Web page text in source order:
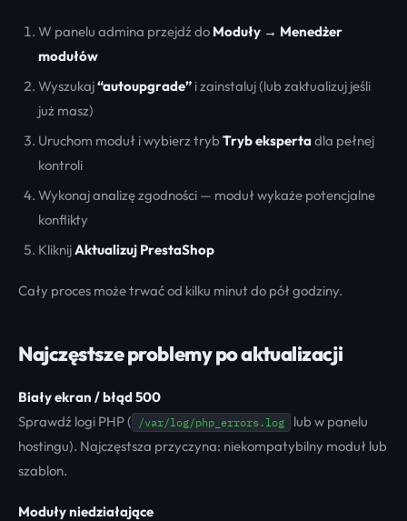
W panelu admina przejdź do Moduły → Menedżer
modułów
Wyszukaj“autoupgrade” i zainstaluj (lub zaktualizuj jeśli
już masz)
Uruchom moduł i wybierz tryb Tryb ekspertadla pełnej
kontroli
Wykonaj analizę zgodności — moduł wykaże potencjalne
konflikty
KliknijAktualizuj PrestaShop
Cały proces może trwać od kilku minut do pół godziny.
Najczęstsze problemy po aktualizacji
Biały ekran / błąd 500
Sprawdź logi PHP (
/var/log/php_errors.log
lub w panelu
hostingu). Najczęstsza przyczyna: niekompatybilny moduł lub
szablon.
Moduły niedziałające